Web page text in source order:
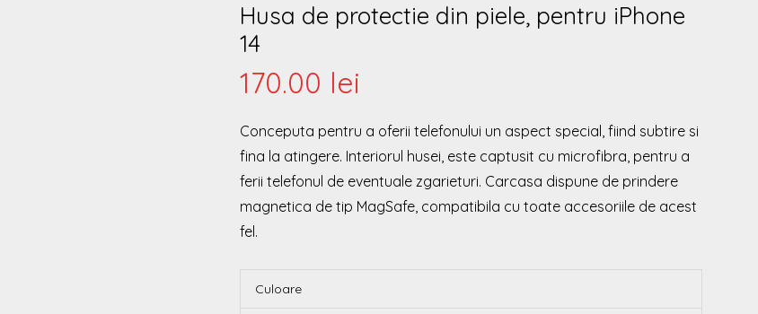
Husa de protectie din piele, pentru iPhone
14
170.00 lei
Conceputa pentru a oferii telefonului un aspect special, fiind subtire si
fina la atingere. Interiorul husei, este captusit cu microfibra, pentru a
ferii telefonul de eventuale zgarieturi. Carcasa dispune de prindere
magnetica de tip MagSafe, compatibila cu toate accesoriile de acest
fel.
Culoare